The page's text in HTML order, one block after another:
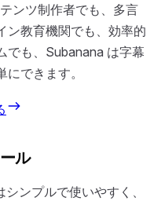
ンツ制作者でも、多言
ン教育機関でも、効率的
でも、Subanana は字幕
できます。
ル
ンプルで使いやすく、